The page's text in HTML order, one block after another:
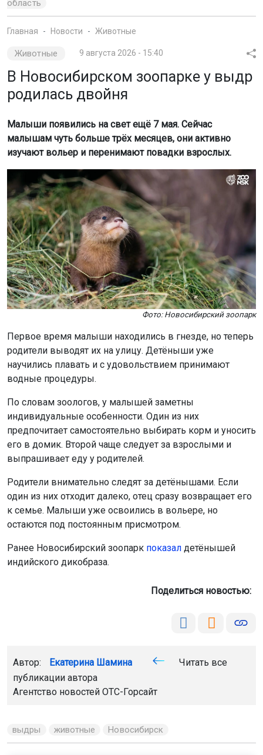
область
Главная Новости Животные
Животные 9 августа 2026 - 15:40
В Новосибирском зоопарке у выдр
родилась двойня
Малыши появились на свет ещё 7 мая. Сейчас
малышам чуть больше трёх месяцев, они активно
изучают вольер и перенимают повадки взрослых.
Фото: Новосибирский зоопарк
Первое время малыши находились в гнезде, но теперь
родители выводят их на улицу. Детёныши уже
научились плавать и с удовольствием принимают
водные процедуры.
По словам зоологов, у малышей заметны
индивидуальные особенности. Один из них
предпочитает самостоятельно выбирать корм и уносить
его в домик. Второй чаще следует за взрослыми и
выпрашивает еду у родителей.
Родители внимательно следят за детёнышами. Если
один из них отходит далеко, отец сразу возвращает его
к семье. Малыши уже освоились в вольере, но
остаются под постоянным присмотром.
Ранее Новосибирский зоопарк показал детёнышей
индийского дикобраза.
Поделиться новостью:
Автор: Екатерина Шамина
Читать все
публикации автора
Агентство новостей ОТС-Горсайт
выдры животные Новосибирск